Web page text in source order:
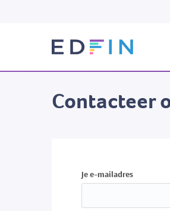
Contacteer
Je e-mailadres